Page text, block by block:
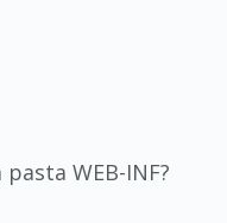
WEB-INF?